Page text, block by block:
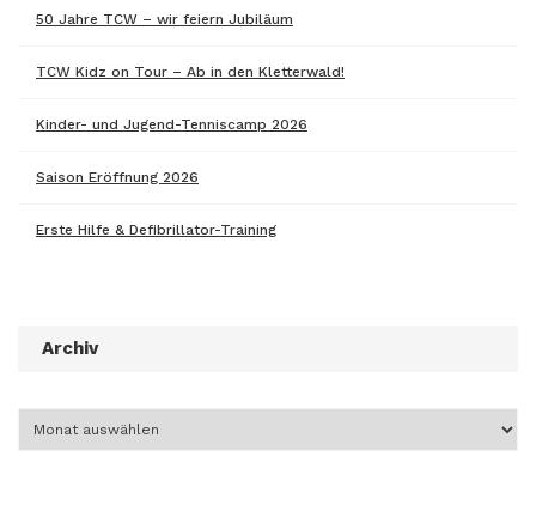
50 Jahre TCW – wir feiern Jubiläum
TCW Kidz on Tour – Ab in den Kletterwald!
Kinder- und Jugend-Tenniscamp 2026
Saison Eröffnung 2026
Erste Hilfe & Defibrillator-Training
Archiv